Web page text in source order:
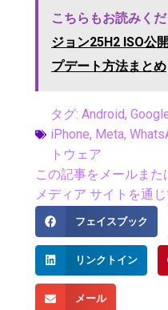
こちらもお読みく
ジョン25H2 ISO公
プデート方法まとめ
タグ: Android,
iPhone, Meta,
トウェア
この記事をメールま
メディア サイトを通
フェイスブック
リンクトイン
メール